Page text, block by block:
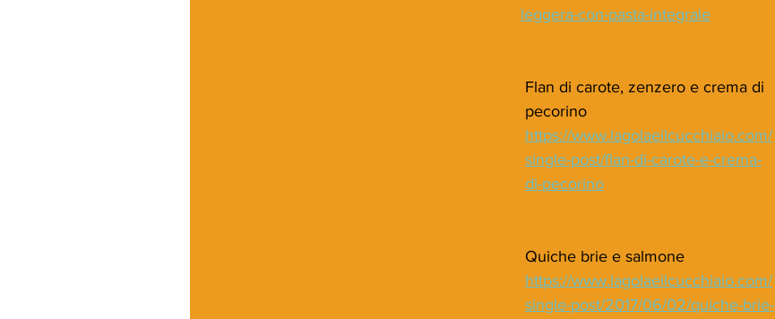
leggera-con-pasta-integrale
Flan di carote, zenzero e crema di
pecorino
https://www.lagolaeilcucchiaio.com/
single-post/flan-di-carote-e-crema-
di-pecorino
Quiche brie e salmone
https://www.lagolaeilcucchiaio.com/
single-post/2017/06/02/quiche-brie-